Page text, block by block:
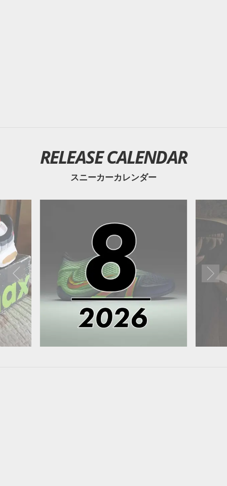
RELEASE CALENDAR
スニーカーカレンダー